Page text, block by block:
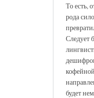
То есть,
рода
Следует
будет